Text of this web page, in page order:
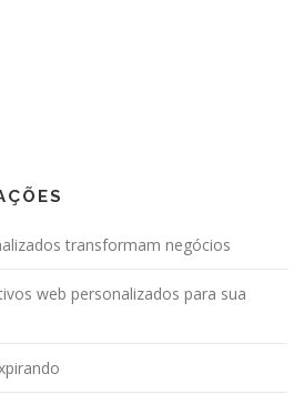
transformam negócios
web personalizados para sua